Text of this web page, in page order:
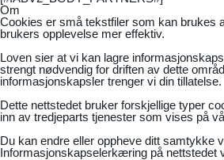
Om
Cookies er små tekstfiler som kan brukes
brukers opplevelse mer effektiv.
Loven sier at vi kan lagre
strengt nødvendig for driften av dette
informasjonskapsler trenger vi din tillatelse.
Dette nettstedet bruker forskjellige typer
inn av tredjeparts tjenester som vises på
Du kan endre eller oppheve ditt samtykke
Informasjonskapselerkæring på nettstedet